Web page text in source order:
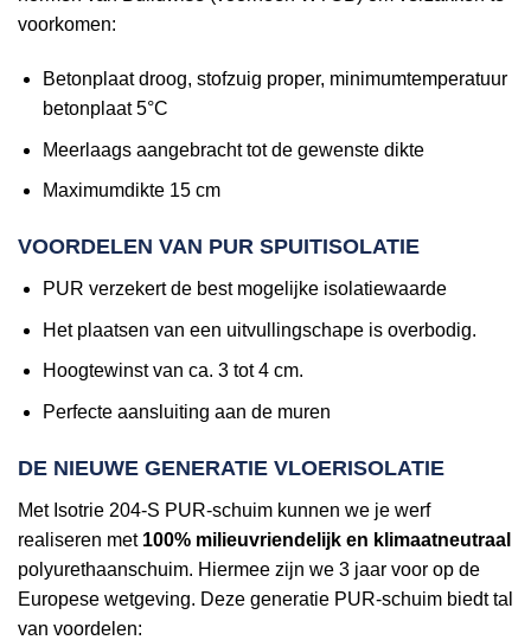
voorkomen:
Betonplaat droog, stofzuig proper, minimumtemperatuur
betonplaat 5°C
Meerlaags aangebracht tot de gewenste dikte
Maximumdikte 15 cm
VOORDELEN VAN PUR SPUITISOLATIE
PUR verzekert de best mogelijke isolatiewaarde
Het plaatsen van een uitvullingschape is overbodig.
Hoogtewinst van ca. 3 tot 4 cm.
Perfecte aansluiting aan de muren
DE NIEUWE GENERATIE VLOERISOLATIE
Met Isotrie 204-S PUR-schuim kunnen we je werf
realiseren met 100% milieuvriendelijk en klimaatneutraal
polyurethaanschuim. Hiermee zijn we 3 jaar voor op de
Europese wetgeving. Deze generatie PUR-schuim biedt tal
van voordelen: